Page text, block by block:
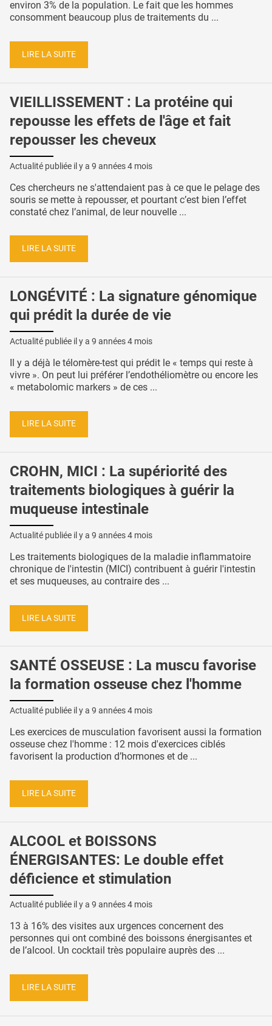
environ 3% de la population. Le fait que les hommes
consomment beaucoup plus de traitements du ...
LIRE LA SUITE
VIEILLISSEMENT : La protéine qui
repousse les effets de l'âge et fait
repousser les cheveux
Actualité publiée il y a 9 années 4 mois
Ces chercheurs ne s'attendaient pas à ce que le pelage des
souris se mette à repousser, et pourtant c’est bien l’effet
constaté chez l’animal, de leur nouvelle ...
LIRE LA SUITE
LONGÉVITÉ : La signature génomique
qui prédit la durée de vie
Actualité publiée il y a 9 années 4 mois
Il y a déjà le télomère-test qui prédit le « temps qui reste à
vivre ». On peut lui préférer l’endothéliomètre ou encore les
« metabolomic markers » de ces ...
LIRE LA SUITE
CROHN, MICI : La supériorité des
traitements biologiques à guérir la
muqueuse intestinale
Actualité publiée il y a 9 années 4 mois
Les traitements biologiques de la maladie inflammatoire
chronique de l'intestin (MICI) contribuent à guérir l'intestin
et ses muqueuses, au contraire des ...
LIRE LA SUITE
SANTÉ OSSEUSE : La muscu favorise
la formation osseuse chez l'homme
Actualité publiée il y a 9 années 4 mois
Les exercices de musculation favorisent aussi la formation
osseuse chez l'homme : 12 mois d'exercices ciblés
favorisent la production d’hormones et de ...
LIRE LA SUITE
ALCOOL et BOISSONS
ÉNERGISANTES: Le double effet
déficience et stimulation
Actualité publiée il y a 9 années 4 mois
13 à 16% des visites aux urgences concernent des
personnes qui ont combiné des boissons énergisantes et
de l’alcool. Un cocktail très populaire auprès des ...
LIRE LA SUITE